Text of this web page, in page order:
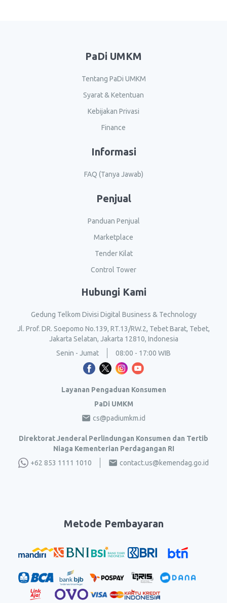
PaDi UMKM
Tentang PaDi UMKM
Syarat & Ketentuan
Kebijakan Privasi
Finance
Informasi
FAQ (Tanya Jawab)
Penjual
Panduan Penjual
Marketplace
Tender Kilat
Control Tower
Hubungi Kami
Gedung Telkom Divisi Digital Business & Technology
Jl. Prof. DR. Soepomo No.139, RT.13/RW.2, Tebet Barat, Tebet,
Jakarta Selatan, Jakarta 12810, Indonesia
Senin - Jumat
08:00 - 17:00 WIB
Layanan Pengaduan Konsumen
PaDi UMKM
cs@padiumkm.id
Direktorat Jenderal Perlindungan Konsumen dan Tertib
Niaga Kementerian Perdagangan RI
+62 853 1111 1010
contact.us@kemendag.go.id
Metode Pembayaran